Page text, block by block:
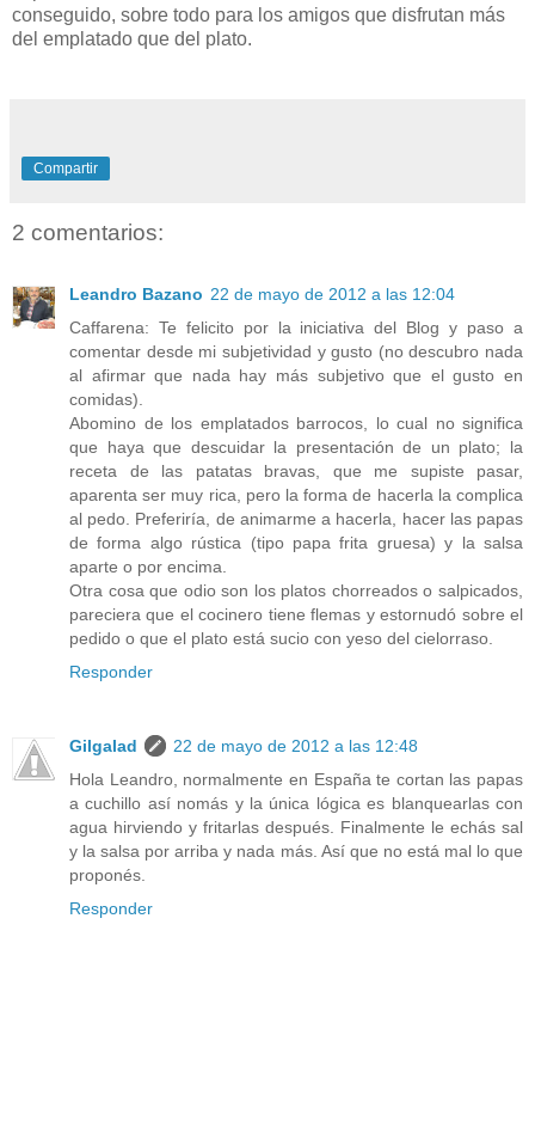
conseguido, sobre todo para los amigos que disfrutan más
del emplatado que del plato.
Compartir
2 comentarios:
Leandro Bazano 22 de mayo de 2012 a las 12:04
Caffarena: Te felicito por la iniciativa del Blog y paso a
comentar desde mi subjetividad y gusto (no descubro nada
al afirmar que nada hay más subjetivo que el gusto en
comidas).
Abomino de los emplatados barrocos, lo cual no significa
que haya que descuidar la presentación de un plato; la
receta de las patatas bravas, que me supiste pasar,
aparenta ser muy rica, pero la forma de hacerla la complica
al pedo. Preferiría, de animarme a hacerla, hacer las papas
de forma algo rústica (tipo papa frita gruesa) y la salsa
aparte o por encima.
Otra cosa que odio son los platos chorreados o salpicados,
pareciera que el cocinero tiene flemas y estornudó sobre el
pedido o que el plato está sucio con yeso del cielorraso.
Responder
Gilgalad
22 de mayo de 2012 a las 12:48
Hola Leandro, normalmente en España te cortan las papas
a cuchillo así nomás y la única lógica es blanquearlas con
agua hirviendo y fritarlas después. Finalmente le echás sal
y la salsa por arriba y nada más. Así que no está mal lo que
proponés.
Responder